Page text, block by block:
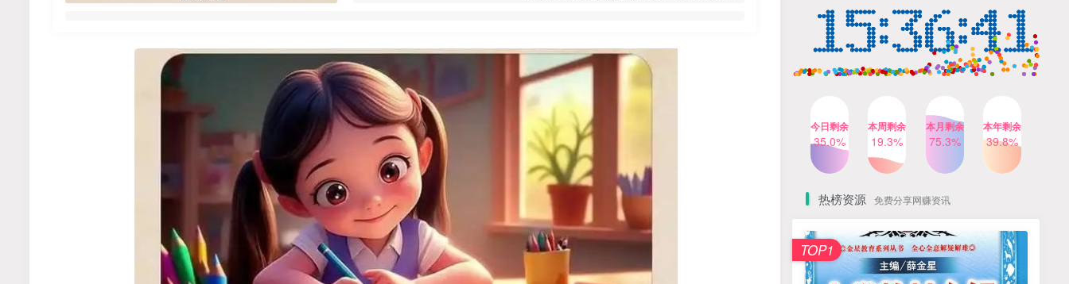
3个月前 420人已阅读
清华帅爸数学思维（抖音）|
小学+初中课程视频合集
TOP5
乐乐课堂小学奥数1-6年级
动画课程715集+配套练习册
高清PDF
6个月前 413人已阅读
今日剩余
35.0%
本周剩余
19.3%
本月剩余
75.3%
本年剩余
39.8%
热榜资源 免费分享网赚资讯
TOP1